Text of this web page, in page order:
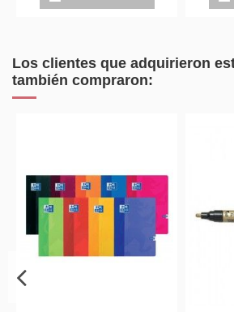
Los clientes que adquirieron
también compraron: